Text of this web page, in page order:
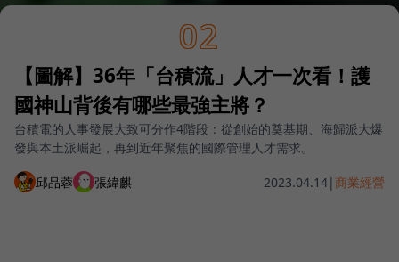
02
【圖解】36年「台積流」人才一次看！護
國神山背後有哪些最強主將？
台積電的人事發展大致可分作4階段：從創始的奠基期、海歸派大爆
發與本土派崛起，再到近年聚焦的國際管理人才需求。
邱品蓉 張緯麒 2023.04.14|商業經營